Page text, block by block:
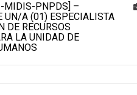
MIDIS-PNPDS] –
UN/A (01) ESPECIALISTA
DE RECURSOS
LA UNIDAD DE